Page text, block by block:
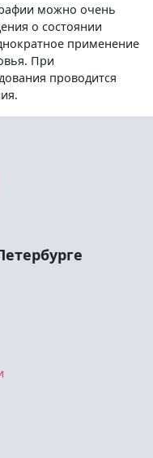
можно очень
о состоянии
применение
При
проводится